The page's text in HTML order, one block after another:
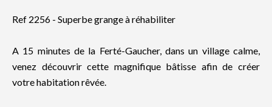
Ref 2256 - Superbe grange à réhabiliter
A 15 minutes de la Ferté-Gaucher, dans un village calme,
venez découvrir cette magnifique bâtisse afin de créer
votre habitation rêvée.